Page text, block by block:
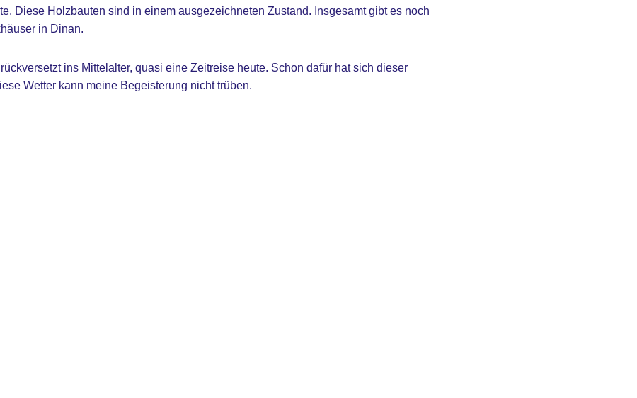
Diese Holzbauten sind in einem ausgezeichneten Zustand. Insgesamt gibt es noch
in Dinan.
ins Mittelalter, quasi eine Zeitreise heute. Schon dafür hat sich dieser
Wetter kann meine Begeisterung nicht trüben.